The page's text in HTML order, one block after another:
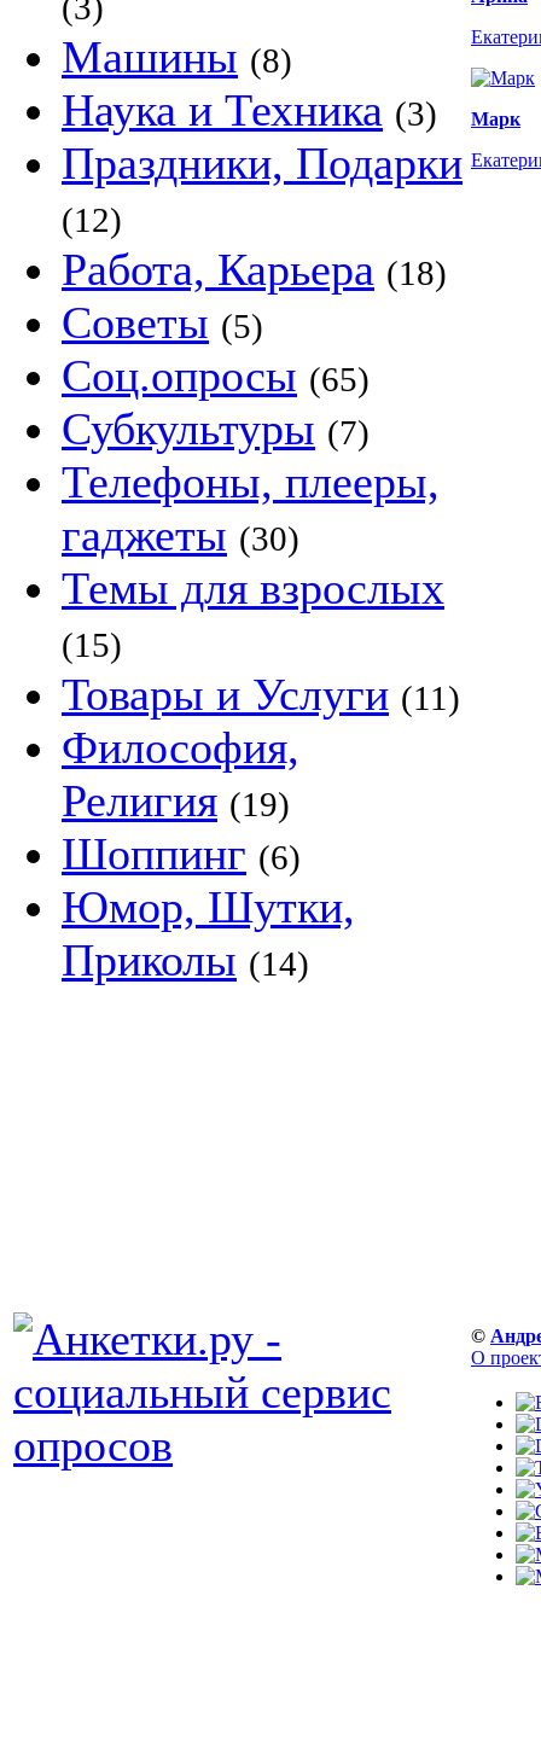
Машины (8)
Наука и Техника (3)
Праздники, Подарки
(12)
Работа, Карьера (18)
Советы (5)
Соц.опросы (65)
Субкультуры (7)
Телефоны, плееры,
гаджеты (30)
Темы для взрослых
(15)
Товары и Услуги (11)
Философия,
Религия (19)
Шоппинг (6)
Юмор, Шутки,
Приколы (14)
Марк
©
О